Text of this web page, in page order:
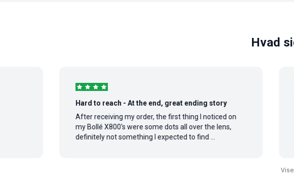
Hvad
Hard to reach - At the end, great ending story
After receiving my order, the first thing I noticed on
my Bollé X800's were some dots all over the lens,
definitely not something I expected to find ...
God
God